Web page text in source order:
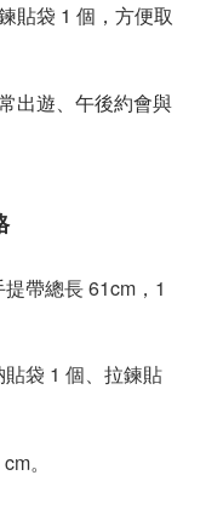
貼袋 1 個，方便取
出遊、午後約會與
帶總長 61cm，1
袋 1 個、拉鍊貼
。